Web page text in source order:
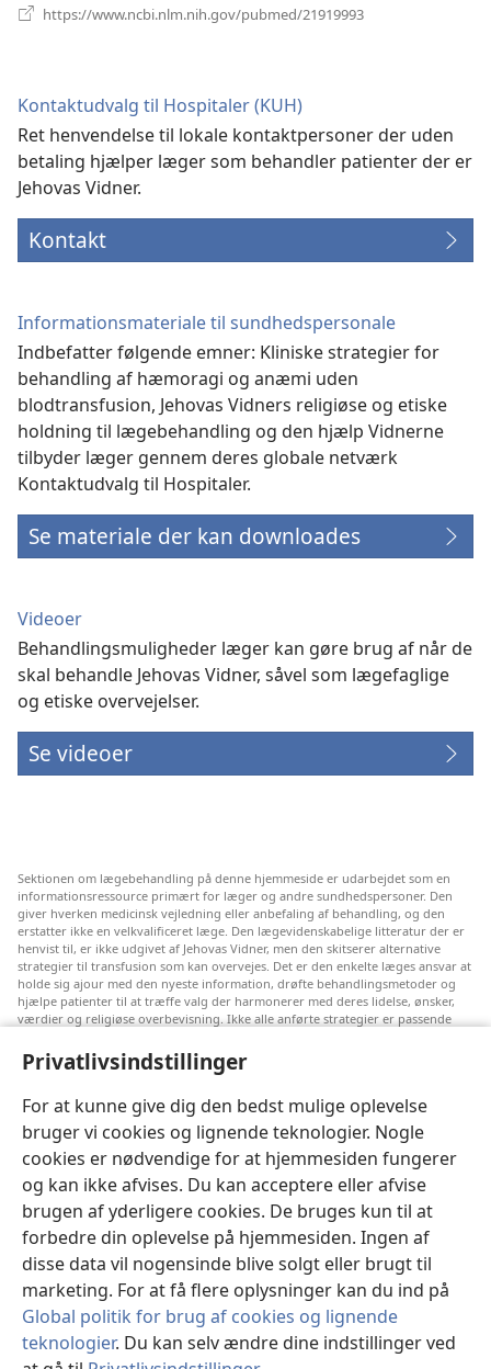
Privatlivsindstillinger
For at kunne give dig den bedst mulige oplevelse
bruger vi cookies og lignende teknologier. Nogle
cookies er nødvendige for at hjemmesiden fungerer
og kan ikke afvises. Du kan acceptere eller afvise
brugen af yderligere cookies. De bruges kun til at
forbedre din oplevelse på hjemmesiden. Ingen af
disse data vil nogensinde blive solgt eller brugt til
marketing. For at få flere oplysninger kan du ind på
Global politik for brug af cookies og lignende
teknologier. Du kan selv ændre dine indstillinger ved
https://www.ncbi.nlm.nih.gov/pubmed/21919993
Kontaktudvalg til Hospitaler (KUH)
Ret henvendelse til lokale kontaktpersoner der uden
betaling hjælper læger som behandler patienter der er
Jehovas Vidner.
Kontakt
Informationsmateriale til sundhedspersonale
Indbefatter følgende emner: Kliniske strategier for
behandling af hæmoragi og anæmi uden
blodtransfusion, Jehovas Vidners religiøse og etiske
holdning til lægebehandling og den hjælp Vidnerne
tilbyder læger gennem deres globale netværk
Kontaktudvalg til Hospitaler.
Se materiale der kan downloades
Videoer
Behandlingsmuligheder læger kan gøre brug af når de
skal behandle Jehovas Vidner, såvel som lægefaglige
og etiske overvejelser.
Se videoer
Sektionen om lægebehandling på denne hjemmeside er udarbejdet som en
informationsressource primært for læger og andre sundhedspersoner. Den
giver hverken medicinsk vejledning eller anbefaling af behandling, og den
erstatter ikke en velkvalificeret læge. Den lægevidenskabelige litteratur der er
henvist til, er ikke udgivet af Jehovas Vidner, men den skitserer alternative
strategier til transfusion som kan overvejes. Det er den enkelte læges ansvar at
holde sig ajour med den nyeste information, drøfte behandlingsmetoder og
hjælpe patienter til at træffe valg der harmonerer med deres lidelse, ønsker,
værdier og religiøse overbevisning. Ikke alle anførte strategier er passende
Til patienter: Søg altid råd hos din egen læge eller den behandlingsansvarlige
hvis du har mistanke om at du er syg.
Denne hjemmeside reguleres efter dens anvendelsesvilkår.
Indstillinger for udseende
Copyright© 2026 Watch Tower Bible and Tract Society of Pennsylvania.
ANVENDELSESVILKÅR |PRIVATLIVSPOLITIK